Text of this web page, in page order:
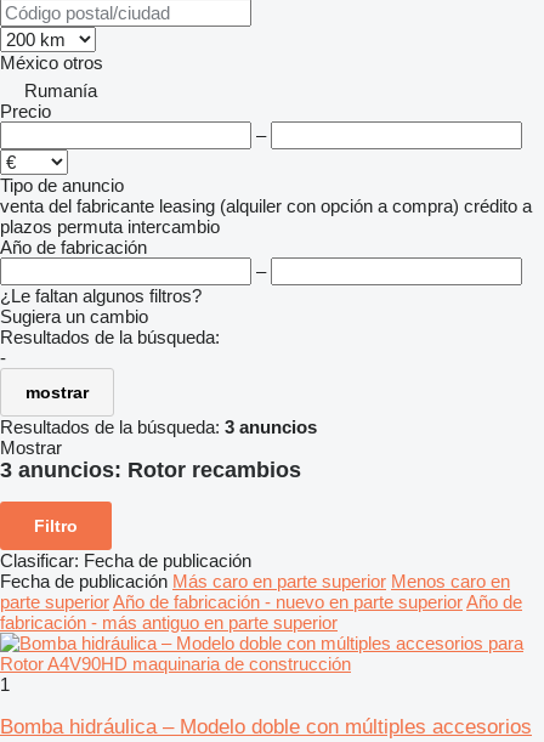
México otros
Rumanía
Precio
–
Tipo de anuncio
venta del fabricante leasing (alquiler con opción a compra) crédito a
plazos permuta intercambio
Año de fabricación
–
¿Le faltan algunos filtros?
Sugiera un cambio
Resultados de la búsqueda:
-
mostrar
Resultados de la búsqueda: 3 anuncios
Mostrar
3 anuncios: Rotor recambios
Filtro
Clasificar: Fecha de publicación
Fecha de publicación Más caro en parte superior Menos caro en
parte superiorAño de fabricación - nuevo en parte superiorAño de
fabricación - más antiguo en parte superior
1
Bomba hidráulica – Modelo doble con múltiples accesorios